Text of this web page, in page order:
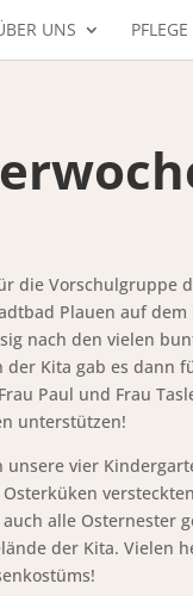
UNS
die Vorschulgruppe
Plauen auf
nach den vielen
der Kita gab es dann
Paul und Frau
unterstützen!
unsere vier
alle Osternester
der Kita. Vielen